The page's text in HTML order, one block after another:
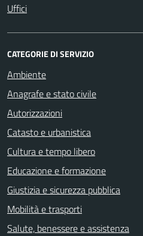
Uffici
CATEGORIE DI SERVIZIO
Ambiente
Anagrafe e stato civile
Autorizzazioni
Catasto e urbanistica
Cultura e tempo libero
Educazione e formazione
Giustizia e sicurezza pubblica
Mobilità e trasporti
Salute, benessere e assistenza